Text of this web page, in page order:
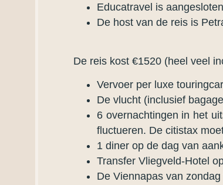
Educatravel is
De host van de reis is
De reis kost €1520 (heel veel
Vervoer per luxe
De vlucht (inclusief
6 overnachtingen in het
fluctueren. De citistax
1 diner op de dag van
Transfer Vliegveld-Hotel
De Viennapas van